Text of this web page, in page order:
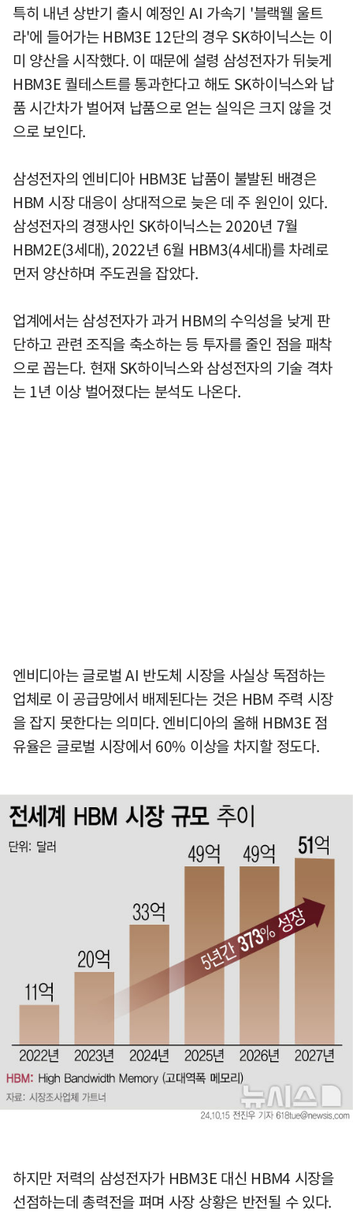
특히 내년 상반기 출시 예정인 AI 가속기 '블랙웰 울트
라'에 들어가는 HBM3E 12단의 경우 SK하이닉스는 이
미 양산을 시작했다. 이 때문에 설령 삼성전자가 뒤늦게
HBM3E 퀄테스트를 통과한다고 해도 SK하이닉스와 납
품 시간차가 벌어져 납품으로 얻는 실익은 크지 않을 것
으로 보인다.
삼성전자의 엔비디아 HBM3E 납품이 불발된 배경은
HBM 시장 대응이 상대적으로 늦은 데 주 원인이 있다.
삼성전자의 경쟁사인 SK하이닉스는 2020년 7월
HBM2E(3세대), 2022년 6월 HBM3(4세대)를 차례로
먼저 양산하며 주도권을 잡았다.
업계에서는 삼성전자가 과거 HBM의 수익성을 낮게 판
단하고 관련 조직을 축소하는 등 투자를 줄인 점을 패착
으로 꼽는다. 현재 SK하이닉스와 삼성전자의 기술 격차
는 1년 이상 벌어졌다는 분석도 나온다.
엔비디아는 글로벌 AI 반도체 시장을 사실상 독점하는
업체로 이 공급망에서 배제된다는 것은 HBM 주력 시장
을 잡지 못한다는 의미다. 엔비디아의 올해 HBM3E 점
유율은 글로벌 시장에서 60% 이상을 차지할 정도다.
하지만 저력의 삼성전자가 HBM3E 대신 HBM4 시장을
선점하는데 총력전을 펴며 사장 상황은 반전될 수 있다.